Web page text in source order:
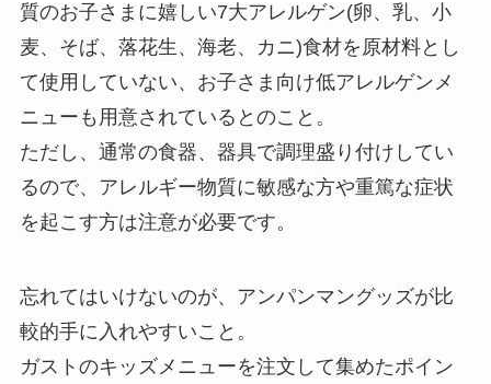
質のお子さまに嬉しい7大アレルゲン(卵、乳、小
麦、そば、落花生、海老、カニ)食材を原材料とし
て使用していない、お子さま向け低アレルゲンメ
ニューも用意されているとのこと。
ただし、通常の食器、器具で調理盛り付けしてい
るので、アレルギー物質に敏感な方や重篤な症状
を起こす方は注意が必要です。
忘れてはいけないのが、アンパンマングッズが比
較的手に入れやすいこと。
ガストのキッズメニューを注文して集めたポイン